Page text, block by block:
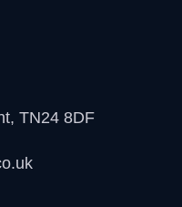
TN24 8DF